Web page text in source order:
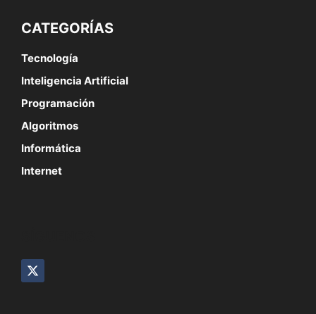
CATEGORÍAS
Tecnología
Inteligencia Artificial
Programación
Algoritmos
Informática
Internet